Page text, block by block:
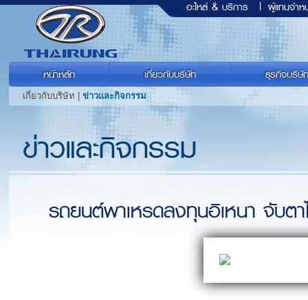
อะไหล่ & บริการ | ผู้แทนจำห
หน้าหลัก เกี่ยวกับบริษัท ธุรกิจบริษัท
เกี่ยวกับบริษัท | ข่าวและกิจกรรม
ข่าวและกิจกรรม
รถยนต์พาเหรดลงทุนอิเหนา จับต